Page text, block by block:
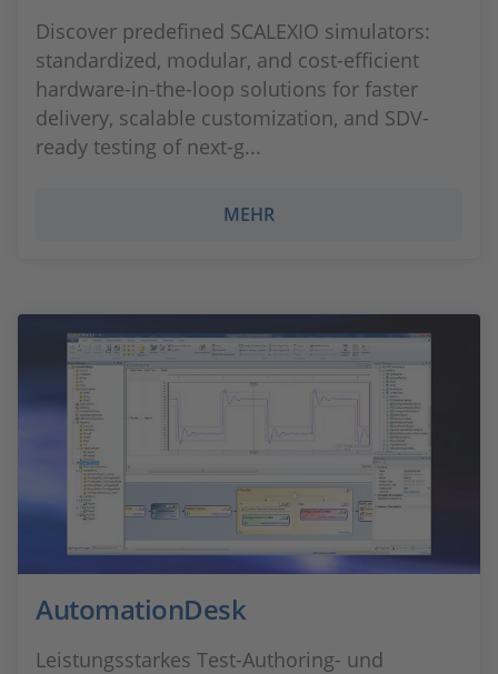
Discover predefined SCALEXIO simulators:
standardized, modular, and cost-efficient
hardware-in-the-loop solutions for faster
delivery, scalable customization, and SDV-
ready testing of next-g...
MEHR
AutomationDesk
Leistungsstarkes Test-Authoring- und